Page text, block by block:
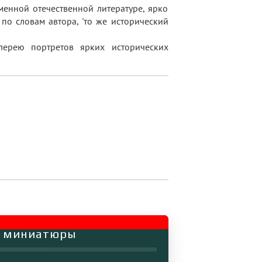
отечественной литературе, ярко
словам автора, 'то же исторический
портретов ярких исторических
миниатюры